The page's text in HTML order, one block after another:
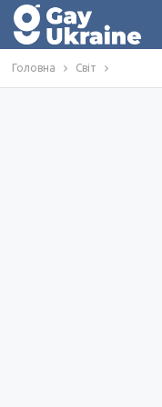
Головна Світ